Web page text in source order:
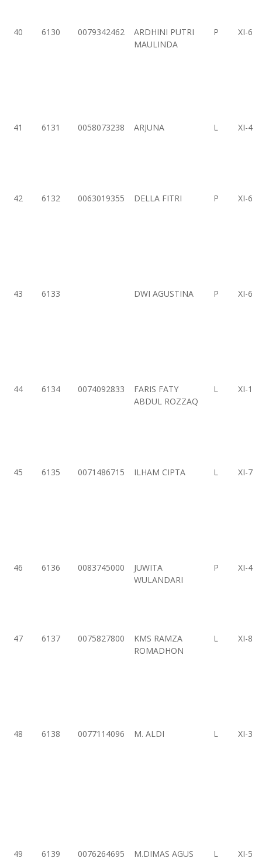
40 6130 0079342462
ARDHINI PUTRI
MAULINDA
P XI-6
41 6131 0058073238 ARJUNA L XI-4
42 6132 0063019355 DELLA FITRI P XI-6
43 6133 DWI AGUSTINA P XI-6
44 6134 0074092833
FARIS FATY
ABDUL ROZZAQ
L XI-1
45 6135 0071486715 ILHAM CIPTA L XI-7
46 6136 0083745000
JUWITA
WULANDARI
P XI-4
47 6137 0075827800
KMS RAMZA
ROMADHON
L XI-8
48 6138 0077114096 M. ALDI L XI-3
49 6139 0076264695
M.DIMAS AGUS
L XI-5